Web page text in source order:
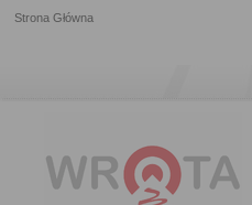
Strona Główna